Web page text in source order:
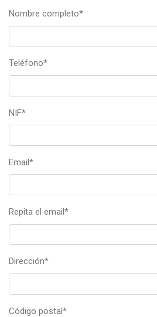
Nombre completo*
Teléfono*
NIF*
Email*
Repita el email*
Dirección*
Código postal*